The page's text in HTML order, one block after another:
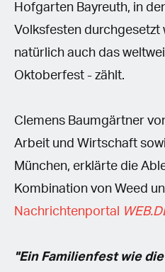
Hofgarten Bayreuth, in
Volksfesten durchgesetzt
natürlich auch das
Oktoberfest - zählt.
Clemens Baumgärtner
Arbeit und Wirtschaft
München, erklärte die
Kombination von Weed
Nachrichtenportal
"Ein Familienfest wie